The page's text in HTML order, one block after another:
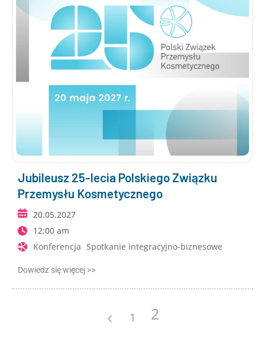
Jubileusz 25-lecia Polskiego Związku
Przemysłu Kosmetycznego
20.05.2027
12:00 am
Konferencja Spotkanie integracyjno-biznesowe
Dowiedz się więcej >>
1 2